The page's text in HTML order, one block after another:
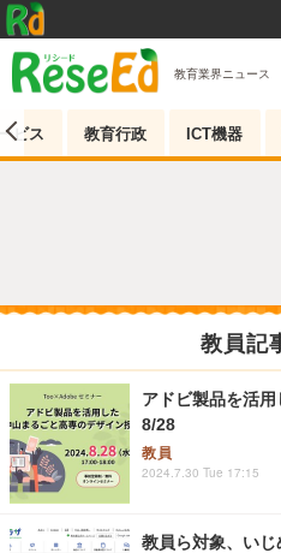
教育業界ニュース
ビス 教育行政 ICT機器
教員記
アドビ製品を活
8/28
教員
2024.7.30 Tue 17:15
教員ら対象、い